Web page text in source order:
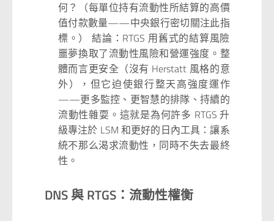
何？（每單位持有流動性所結算的高價
值付款數量——中央銀行密切關注此指
標。） 結論：RTGS 用舊式的結算風險
噩夢換取了流動性風險和營運強度。整
體而言更安全（沒有 Herstatt 風格的意
外），但它迫使銀行整天高強度運作
——更多監控、更智慧的排隊、持續的
流動性雜耍。這就是為何許多 RTGS 升
級專注於 LSM 和更好的日內工具：讓系
統不那么渴求流動性，同時不失去最終
性。
DNS 與 RTGS：流動性權衡